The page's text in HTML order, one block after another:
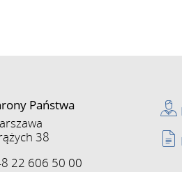
Państwa
38
22 606 50 00